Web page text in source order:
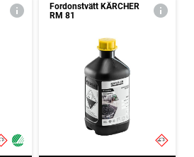
Fordonstvätt KÄRCHER
RM 81